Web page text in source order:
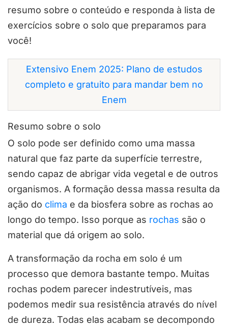
resumo sobre o conteúdo e responda à lista de
exercícios sobre o solo que preparamos para
você!
Extensivo Enem 2025: Plano de estudos
completo e gratuito para mandar bem no
Enem
Resumo sobre o solo
O solo pode ser definido como uma massa
natural que faz parte da superfície terrestre,
sendo capaz de abrigar vida vegetal e de outros
organismos. A formação dessa massa resulta da
ação do clima e da biosfera sobre as rochas ao
longo do tempo. Isso porque as rochas são o
material que dá origem ao solo.
A transformação da rocha em solo é um
processo que demora bastante tempo. Muitas
rochas podem parecer indestrutíveis, mas
podemos medir sua resistência através do nível
de dureza. Todas elas acabam se decompondo